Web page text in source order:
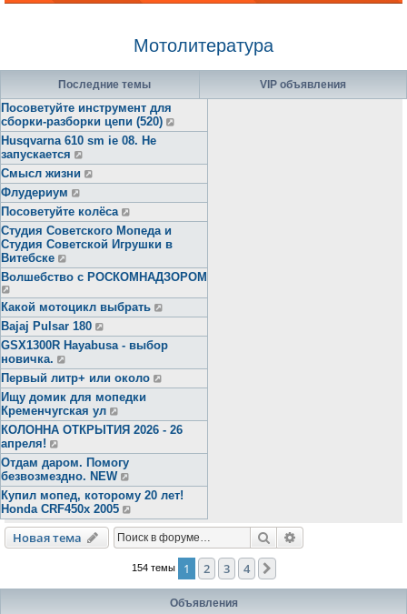
Мотолитература
Последние темы
Посоветуйте инструмент для
сборки-разборки цепи (520)
Husqvarna 610 sm ie 08. Не
запускается
Смысл жизни
Флудериум
Посоветуйте колёса
Студия Советского Мопеда и
Студия Советской Игрушки в
Витебске
Волшебство с РОСКОМНАДЗОРОМ
Какой мотоцикл выбрать
Bajaj Pulsar 180
GSX1300R Hayabusa - выбор
новичка.
Первый литр+ или около
Ищу домик для мопедки
Кременчугская ул
КОЛОННА ОТКРЫТИЯ 2026 - 26
апреля!
Отдам даром. Помогу
безвозмездно. NEW
Купил мопед, которому 20 лет!
Honda CRF450x 2005
VIP объявления
Новая тема Поиск
154 темы 1 2 3 4
Объявления